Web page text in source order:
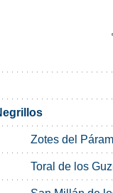
Zotes del
Toral de los